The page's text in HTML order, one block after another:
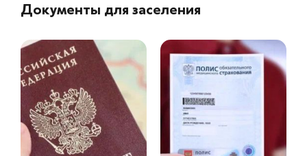
Документы для заселения